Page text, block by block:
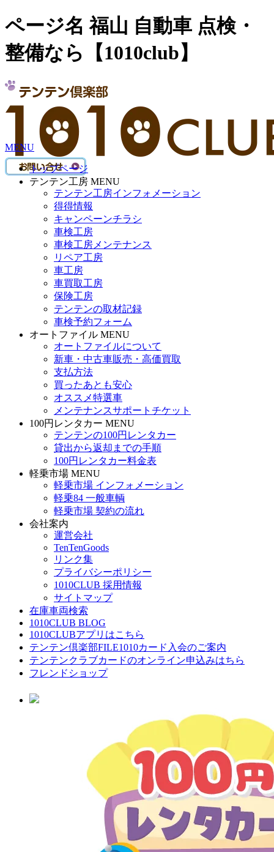
ページ名 福山 自動車 点検・
整備なら【1010club】
MENU
トップページ
テンテン工房 MENU
テンテン工房インフォメーション
得得情報
キャンペーンチラシ
車検工房
車検工房メンテナンス
リペア工房
車工房
車買取工房
保険工房
テンテンの取材記録
車検予約フォーム
オートファイル MENU
オートファイルについて
新車・中古車販売・高価買取
支払方法
買ったあとも安心
オススメ特選車
メンテナンスサポートチケット
100円レンタカー MENU
テンテンの100円レンタカー
貸出から返却までの手順
100円レンタカー料金表
軽乗市場 MENU
軽乗市場 インフォメーション
軽乗84 一般車輌
軽乗市場 契約の流れ
会社案内
運営会社
TenTenGoods
リンク集
プライバシーポリシー
1010CLUB 採用情報
サイトマップ
在庫車両検索
1010CLUB BLOG
1010CLUBアプリはこちら
テンテン倶楽部FILE1010カード入会のご案内
テンテンクラブカードのオンライン申込みはちら
フレンドショップ